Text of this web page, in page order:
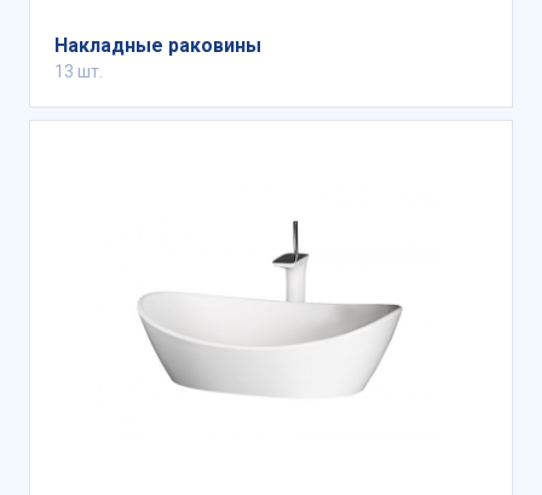
Накладные раковины
13 шт.